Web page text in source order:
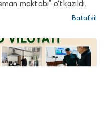
maktabi” o‘tkazildi.
Batafsil